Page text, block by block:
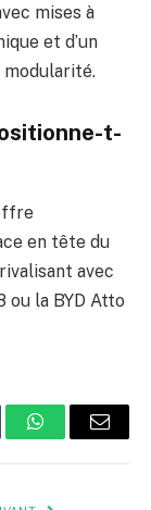
mises à
et d’un
t-
en tête du
avec
ou la BYD Atto
WhatsApp
E-